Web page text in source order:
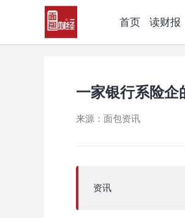
首页 读财报
一家银行系险企
来源：面包资讯
资讯